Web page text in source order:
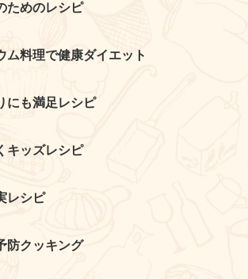
ためのレシピ
ム料理で健康ダイエット
にも満足レシピ
キッズレシピ
レシピ
防クッキング